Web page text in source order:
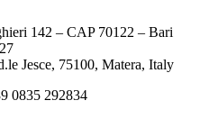
142 – CAP 70122 – Bari
Jesce, 75100, Matera, Italy
0835 292834